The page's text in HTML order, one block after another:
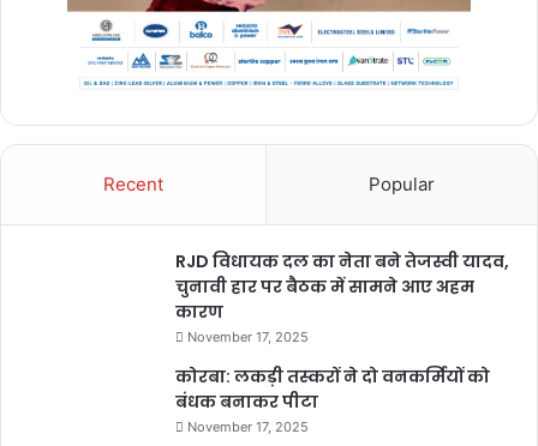
Recent Popular
RJD विधायक दल का नेता बने तेजस्वी यादव,
चुनावी हार पर बैठक में सामने आए अहम
कारण
November 17, 2025
कोरबा: लकड़ी तस्करों ने दो वनकर्मियों को
बंधक बनाकर पीटा
November 17, 2025